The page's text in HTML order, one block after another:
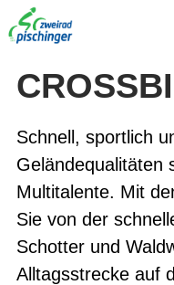
Schnell, sportlich
Geländequalitäten
Multitalente. Mit
Sie von der
Schotter und
Alltagsstrecke auf